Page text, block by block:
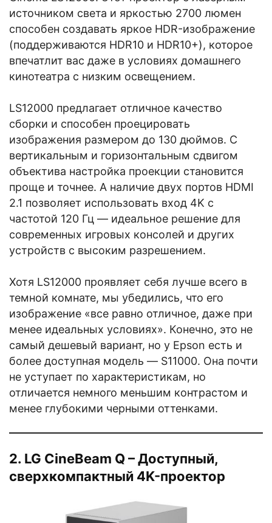
источником света и яркостью 2700 люмен
способен создавать яркое HDR-изображение
(поддерживаются HDR10 и HDR10+), которое
впечатлит вас даже в условиях домашнего
кинотеатра с низким освещением.
LS12000 предлагает отличное качество
сборки и способен проецировать
изображения размером до 130 дюймов. С
вертикальным и горизонтальным сдвигом
объектива настройка проекции становится
проще и точнее. А наличие двух портов HDMI
2.1 позволяет использовать вход 4K с
частотой 120 Гц — идеальное решение для
современных игровых консолей и других
устройств с высоким разрешением.
Хотя LS12000 проявляет себя лучше всего в
темной комнате, мы убедились, что его
изображение «все равно отличное, даже при
менее идеальных условиях». Конечно, это не
самый дешевый вариант, но у Epson есть и
более доступная модель — S11000. Она почти
не уступает по характеристикам, но
отличается немного меньшим контрастом и
менее глубокими черными оттенками.
2. LG CineBeam Q – Доступный,
сверхкомпактный 4K-проектор